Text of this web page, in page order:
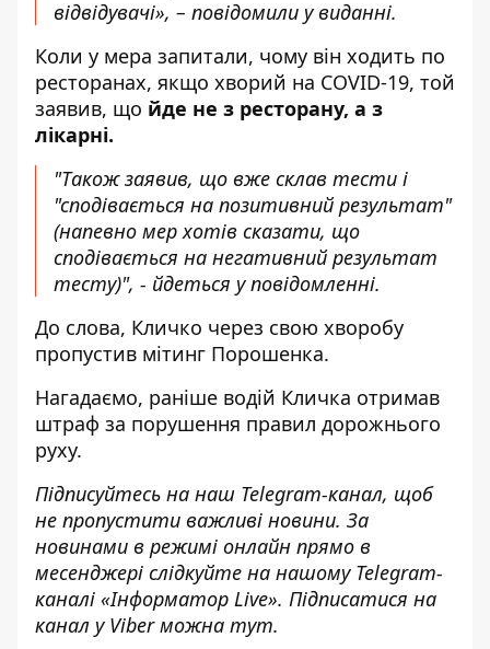
відвідувачі», – повідомили у виданні.
Коли у мера запитали, чому він ходить по
ресторанах, якщо хворий на COVID-19, той
заявив, що йде не з ресторану, а з
лікарні.
"Також заявив, що вже склав тести і
"сподівається на позитивний результат"
(напевно мер хотів сказати, що
сподівається на негативний результат
тесту)", - йдеться у повідомленні.
До слова, Кличко через свою хворобу
пропустив мітинг Порошенка.
Нагадаємо, раніше водій Кличка отримав
штраф за порушення правил дорожнього
руху.
Підписуйтесь на наш Telegram-канал, щоб
не пропустити важливі новини. За
новинами в режимі онлайн прямо в
месенджері слідкуйте на нашому Telegram-
каналі «Інформатор Live». Підписатися на
канал у Viber можна тут.